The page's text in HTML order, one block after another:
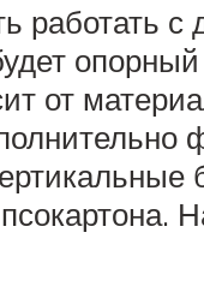
работать с
от